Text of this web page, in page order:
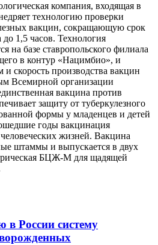
компания, входящая в
технологию проверки
вакцин, сокращающую срок
1,5 часов. Технология
на базе ставропольского филиала
в контур «Нацимбио», и
и скорость производства вакцин
организации
вакцина против
защиту от туберкулезного
формы у младенцев и детей
годы вакцинация
жизней. Вакцина
штаммы и выпускается в двух
БЦЖ-М для щадящей
в России систему